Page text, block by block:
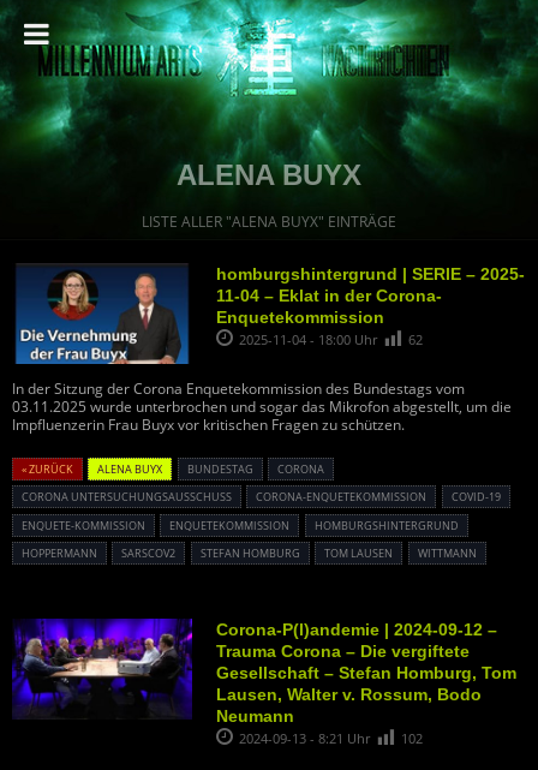
ALENA BUYX
LISTE ALLER "ALENA BUYX" EINTRÄGE
homburgshintergrund | SERIE – 2025-
11-04 – Eklat in der Corona-
Enquetekommission
2025-11-04 - 18:00 Uhr 62
In der Sitzung der Corona Enquetekommission des Bundestags vom
03.11.2025 wurde unterbrochen und sogar das Mikrofon abgestellt, um die
Impfluenzerin Frau Buyx vor kritischen Fragen zu schützen.
« ZURÜCK ALENA BUYX BUNDESTAG
CORONA
CORONA UNTERSUCHUNGSAUSSCHUSS
CORONA-ENQUETEKOMMISSION
COVID-19
ENQUETE-KOMMISSION
ENQUETEKOMMISSION
HOMBURGSHINTERGRUND
HOPPERMANN
SARSCOV2 STEFAN HOMBURG TOM LAUSEN WITTMANN
Corona-P(l)andemie | 2024-09-12 –
Trauma Corona – Die vergiftete
Gesellschaft – Stefan Homburg, Tom
Lausen, Walter v. Rossum, Bodo
Neumann
2024-09-13 - 8:21 Uhr 102